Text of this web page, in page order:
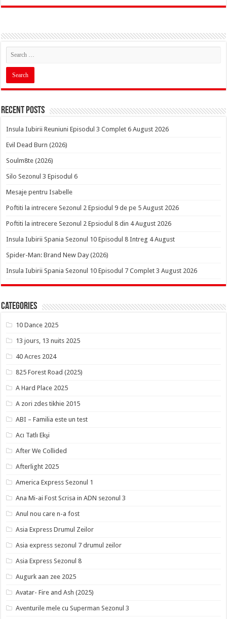
Recent Posts
Insula Iubirii Reuniuni Episodul 3 Complet 6 August 2026
Evil Dead Burn (2026)
Soulm8te (2026)
Silo Sezonul 3 Episodul 6
Mesaje pentru Isabelle
Poftiti la intrecere Sezonul 2 Epsiodul 9 de pe 5 August 2026
Poftiti la intrecere Sezonul 2 Epsiodul 8 din 4 August 2026
Insula Iubirii Spania Sezonul 10 Episodul 8 Intreg 4 August
Spider-Man: Brand New Day (2026)
Insula Iubirii Spania Sezonul 10 Episodul 7 Complet 3 August 2026
Categories
10 Dance 2025
13 jours, 13 nuits 2025
40 Acres 2024
825 Forest Road (2025)
A Hard Place 2025
A zori zdes tikhie 2015
ABI – Familia este un test
Acı Tatlı Ekşi
After We Collided
Afterlight 2025
America Express Sezonul 1
Ana Mi-ai Fost Scrisa in ADN sezonul 3
Anul nou care n-a fost
Asia Express Drumul Zeilor
Asia express sezonul 7 drumul zeilor
Asia Express Sezonul 8
Augurk aan zee 2025
Avatar- Fire and Ash (2025)
Aventurile mele cu Superman Sezonul 3